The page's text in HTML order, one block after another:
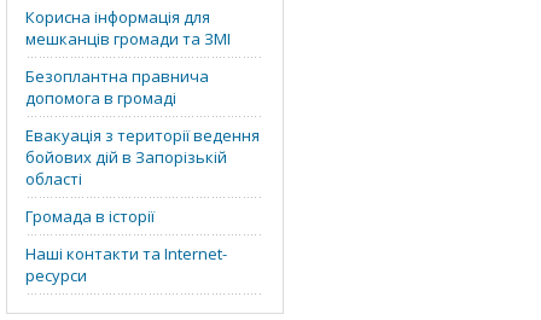
Корисна інформація для
мешканців громади та ЗМІ
Безоплантна правнича
допомога в громаді
Евакуація з території ведення
бойових дій в Запорізькій
області
Громада в історії
Наші контакти та Internet-
ресурси